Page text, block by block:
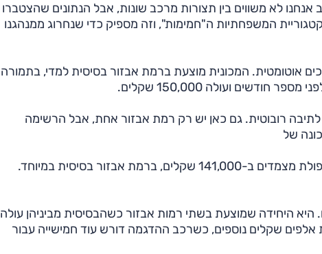
אנחנו לא משווים בין תצורות מרכב שונות, אבל הנתונים שהצטברו
המשפחתיות ה"חמימות", וזה מספיק כדי שנחרוג ממנהגנו
לתיבת הילוכים אוטומטית. המכונית מוצעת ברמת אבזור בסיסית למדי, בתמורה
1.6 ליטר טורבו המשודך לתיבה רובוטית. גם כאן יש רק רמת אבזור אחת, אבל הרשימה
למבחן שלנו היא גרסת האמצע, 1.4 ליטר טורבו עם תיבה כפולת מצמדים ב-141,000 שקלים, ברמת אבזור בסיסית במיוחד.
היא היחידה שמוצעת בשתי רמות אבזור כשהבסיסית מביניהן עולה
אלפים שקלים נוספים, כשרכב ההדגמה דורש עוד חמישייה עבור